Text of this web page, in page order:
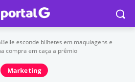
esconde bilhetes em maquiagens e
compra em caça a prêmio
Marketing